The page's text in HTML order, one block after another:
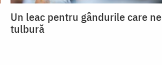
Un leac pentru gândurile care ne
tulbură